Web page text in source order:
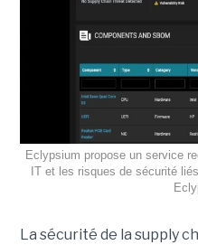
Eclypsium propose un service
IT et les risques de sécurité
La sécurité de la supply